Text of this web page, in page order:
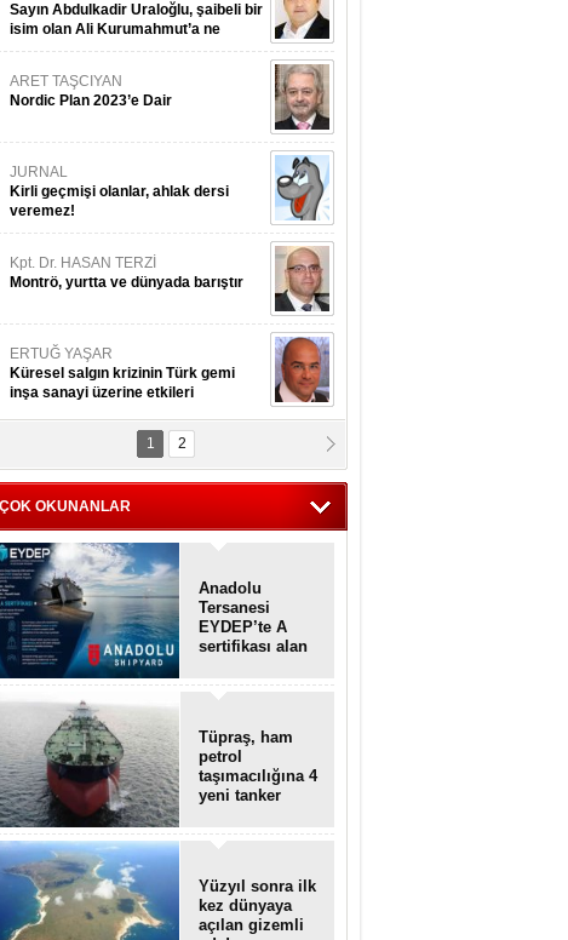
Sayın Abdulkadir Uraloğlu, şaibeli bir
isim olan Ali Kurumahmut’a ne
danışıyorsunuz?
ARET TAŞCIYAN
Nordic Plan 2023’e Dair
JURNAL
Kirli geçmişi olanlar, ahlak dersi
veremez!
Kpt. Dr. HASAN TERZİ
Montrö, yurtta ve dünyada barıştır
ERTUĞ YAŞAR
Küresel salgın krizinin Türk gemi
inşa sanayi üzerine etkileri
Kpt. MESUT AZMİ GÖKSOY
ithafen...
1 2
ÇOK OKUNANLAR
Anadolu
Tersanesi
EYDEP’te A
sertifikası alan
Tüpraş, ham
petrol
taşımacılığına 4
yeni tanker
Yüzyıl sonra ilk
kez dünyaya
açılan gizemli